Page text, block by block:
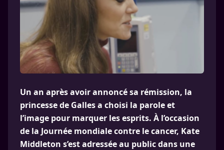
Un an après avoir annoncé sa rémission, la
princesse de Galles a choisi la parole et
l’image pour marquer les esprits. À l’occasion
de la Journée mondiale contre le cancer, Kate
Middleton s’est adressée au public dans une